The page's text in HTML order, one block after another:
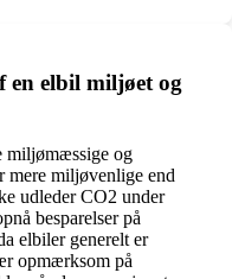
en elbil miljøet og
miljømæssige og
mere miljøvenlige end
udleder CO2 under
besparelser på
elbiler generelt er
opmærksom på